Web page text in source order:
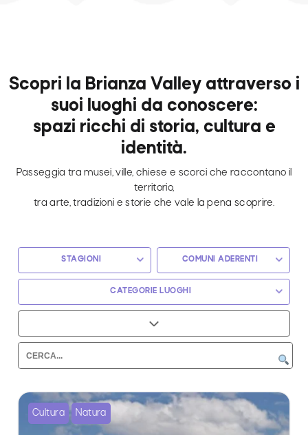
Scopri la Brianza Valley attraverso i
suoi luoghi da conoscere:
spazi ricchi di storia, cultura e
identità.
Passeggia tra musei, ville, chiese e scorci che raccontano il
territorio,
tra arte, tradizioni e storie che vale la pena scoprire.
STAGIONI COMUNI ADERENTI
CATEGORIE LUOGHI
Cultura Natura